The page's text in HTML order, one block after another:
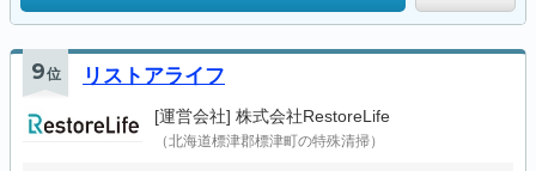
9位 リストアライフ
[運営会社] 株式会社RestoreLife
（北海道標津郡標津町の特殊清掃）